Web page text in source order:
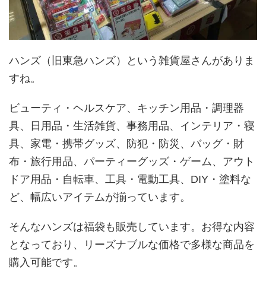
ハンズ（旧東急ハンズ）という雑貨屋さんがありま
すね。
ビューティ・ヘルスケア、キッチン用品・調理器
具、日用品・生活雑貨、事務用品、インテリア・寝
具、家電・携帯グッズ、防犯・防災、バッグ・財
布・旅行用品、パーティーグッズ・ゲーム、アウト
ドア用品・自転車、工具・電動工具、DIY・塗料な
ど、幅広いアイテムが揃っています。
そんなハンズは福袋も販売しています。お得な内容
となっており、リーズナブルな価格で多様な商品を
購入可能です。